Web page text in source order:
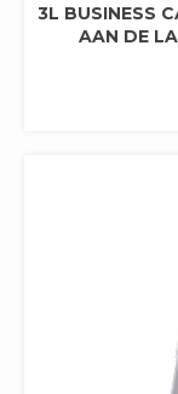
3L BUSINESS
AAN DE